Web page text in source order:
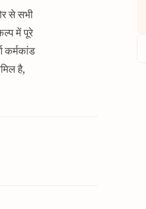
से सभी
में पूरे
कर्मकांड
है,